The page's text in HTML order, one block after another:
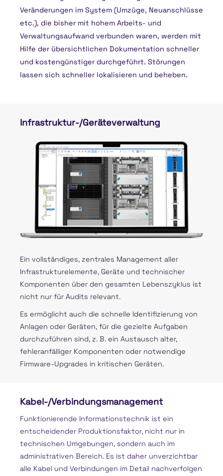
Veränderungen im System (Umzüge, Neuanschlüsse
etc.), die bisher mit hohem Arbeits- und
Verwaltungsaufwand verbunden waren, werden mit
Hilfe der übersichtlichen Dokumentation schneller
und kostengünstiger durchgeführt. Störungen
lassen sich schneller lokalisieren und beheben.
Infrastruktur-/Geräteverwaltung
Ein vollständiges, zentrales Management aller
Infrastrukturelemente, Geräte und technischer
Komponenten über den gesamten Lebenszyklus ist
nicht nur für Audits relevant.
Es ermöglicht auch die schnelle Identifizierung von
Anlagen oder Geräten, für die gezielte Aufgaben
durchzuführen sind, z. B. ein Austausch alter,
fehleranfälliger Komponenten oder notwendige
Firmware-Upgrades in kritischen Geräten.
Kabel-/Verbindungsmanagement
Funktionierende Informationstechnik ist ein
entscheidender Produktionsfaktor, nicht nur in
technischen Umgebungen, sondern auch im
administrativen Bereich. Es ist daher unverzichtbar
alle Kabel und Verbindungen im Detail nachverfolgen